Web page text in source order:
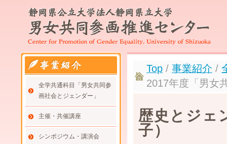
全学共通科目「男女共同参
画社会とジェンダー」
主催・共催講座
シンポジウム・講演会
Top / 事業紹介 /
2017年度「男女
歴史とジェ
子）